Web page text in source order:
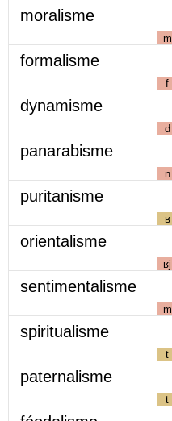
moralisme
m
formalisme
f
dynamisme
d
panarabisme
n
puritanisme
ʁ
orientalisme
ʁj
sentimentalisme
m
spiritualisme
t
paternalisme
t